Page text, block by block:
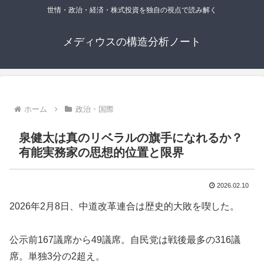
世情・政治・経済・株式投資を独自の視点で読み解く
メディウスの構造分析ノート
ホーム 政治・国際
泉健太は真のリベラルの旗手になれるか？
有能実務家の思想的位置と限界
2026.02.10
2026年2月8日、中道改革連合は歴史的大敗を喫した。
公示前167議席から49議席。自民党は戦後最多の316議
席。単独3分の2超え。